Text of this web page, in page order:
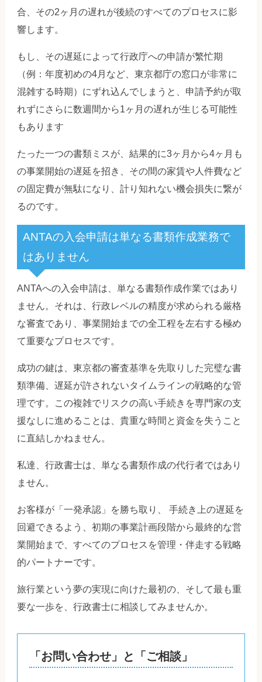
合、その2ヶ月の遅れが後続のすべてのプロセスに影
響します。
もし、その遅延によって行政庁への申請が繁忙期
（例：年度初めの4月など、東京都庁の窓口が非常に
混雑する時期）にずれ込んでしまうと、申請予約が取
れずにさらに数週間から1ヶ月の遅れが生じる可能性
もあります
たった一つの書類ミスが、結果的に3ヶ月から4ヶ月も
の事業開始の遅延を招き、その間の家賃や人件費など
の固定費が無駄になり、計り知れない機会損失に繋が
るのです。
ANTAの入会申請は単なる書類作成業務で
はありません
ANTAへの入会申請は、単なる書類作成作業ではあり
ません。それは、行政レベルの精度が求められる厳格
な審査であり、事業開始までの全工程を左右する極め
て重要なプロセスです。
成功の鍵は、東京都の審査基準を先取りした完璧な書
類準備、遅延が許されないタイムラインの戦略的な管
理です。この複雑でリスクの高い手続きを専門家の支
援なしに進めることは、貴重な時間と資金を失うこと
に直結しかねません。
私達、行政書士は、単なる書類作成の代行者ではあり
ません。
お客様が「一発承認」を勝ち取り、 手続き上の遅延を
回避できるよう、初期の事業計画段階から最終的な営
業開始まで、すべてのプロセスを管理・伴走する戦略
的パートナーです。
旅行業という夢の実現に向けた最初の、そして最も重
要な一歩を、行政書士に相談してみませんか。
「お問い合わせ」と「ご相談」